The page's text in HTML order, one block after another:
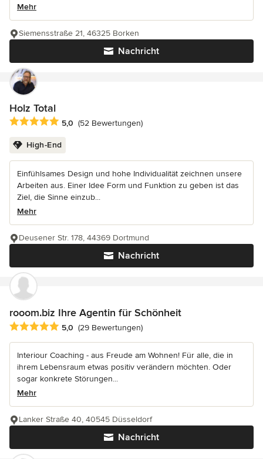
Mehr
Nachricht
Siemensstraße 21, 46325 Borken
Holz Total
Durchschnittliche Bewertung: 5 von 5 Sternen
5,0 (52 Bewertungen)
High-End
Einfühlsames Design und hohe Individualität zeichnen unsere
Arbeiten aus. Einer Idee Form und Funktion zu geben ist das
Ziel, die Sinne einzub...
Mehr
Nachricht
Deusener Str. 178, 44369 Dortmund
rooom.biz Ihre Agentin für Schönheit
Durchschnittliche Bewertung: 5 von 5 Sternen
5,0 (29 Bewertungen)
Interiour Coaching - aus Freude am Wohnen! Für alle, die in
ihrem Lebensraum etwas positiv verändern möchten. Oder
sogar konkrete Störungen...
Mehr
Nachricht
Lanker Straße 40, 40545 Düsseldorf